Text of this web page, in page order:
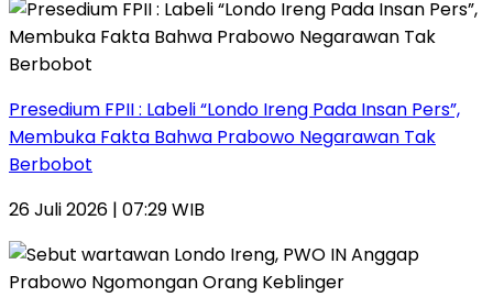
Presedium FPII : Labeli “Londo Ireng Pada Insan Pers”,
Membuka Fakta Bahwa Prabowo Negarawan Tak
Berbobot
26 Juli 2026 | 07:29 WIB